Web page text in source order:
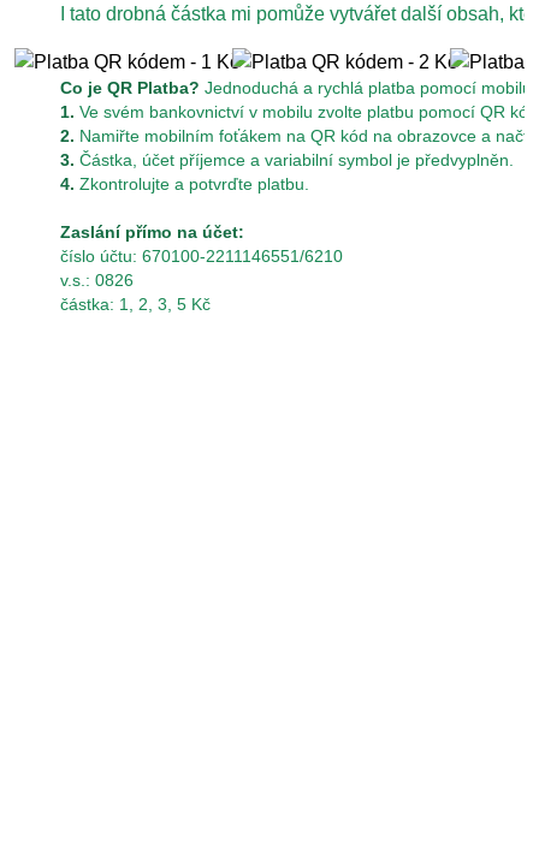
I tato drobná částka mi pomůže vytvářet další obsah,
Co je QR Platba? Jednoduchá a rychlá platba pomocí
1. Ve svém bankovnictví v mobilu zvolte platbu pomocí QR
2. Namiřte mobilním foťákem na QR kód na obrazovce a
3. Částka, účet příjemce a variabilní symbol je předvyplněn.
4. Zkontrolujte a potvrďte platbu.
Zaslání přímo na účet:
číslo účtu: 670100-2211146551/6210
v.s.: 0826
částka: 1, 2, 3, 5 Kč